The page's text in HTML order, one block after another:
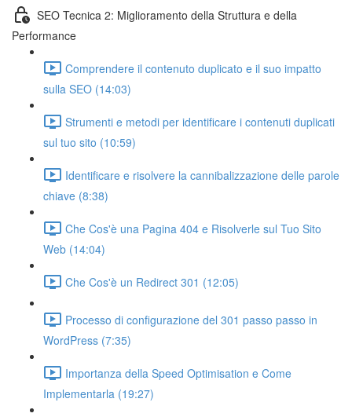
SEO Tecnica 2: Miglioramento della Struttura e della
Performance
Comprendere il contenuto duplicato e il suo impatto
sulla SEO (14:03)
Strumenti e metodi per identificare i contenuti duplicati
sul tuo sito (10:59)
Identificare e risolvere la cannibalizzazione delle parole
chiave (8:38)
Che Cos'è una Pagina 404 e Risolverle sul Tuo Sito
Web (14:04)
Che Cos'è un Redirect 301 (12:05)
Processo di configurazione del 301 passo passo in
WordPress (7:35)
Importanza della Speed Optimisation e Come
Implementarla (19:27)